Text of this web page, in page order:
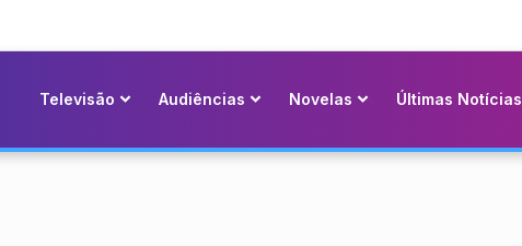
Televisão Audiências Novelas Últimas Notícias